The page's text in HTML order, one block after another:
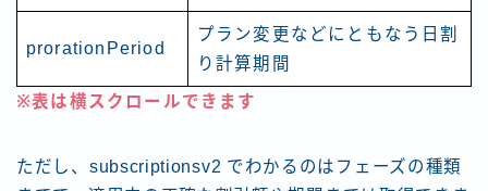
prorationPeriod
プラン変更などにともなう日割
り計算期間
※表は横スクロールできます
ただし、subscriptionsv2 でわかるのはフェーズの種類